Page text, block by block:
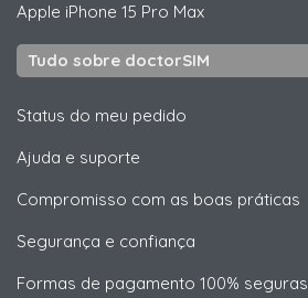
Apple iPhone 15 Pro Max
Tudo sobre doctorSIM
Status do meu pedido
Ajuda e suporte
Compromisso com as boas práticas
Segurança e confiança
Formas de pagamento 100% seguras